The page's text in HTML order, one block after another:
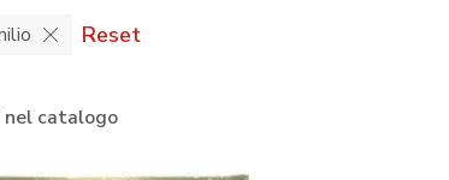
Reset
catalogo